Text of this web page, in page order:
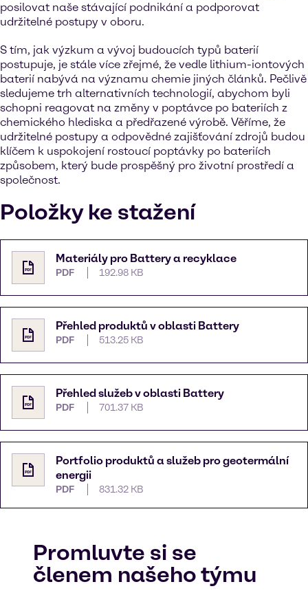
posilovat naše stávající podnikání a podporovat
udržitelné postupy v oboru.
S tím, jak výzkum a vývoj budoucích typů baterií
postupuje, je stále více zřejmé, že vedle lithium-iontových
baterií nabývá na významu chemie jiných článků. Pečlivě
sledujeme trh alternativních technologií, abychom byli
schopni reagovat na změny v poptávce po bateriích z
chemického hlediska a předřazené výrobě. Věříme, že
udržitelné postupy a odpovědné zajišťování zdrojů budou
klíčem k uspokojení rostoucí poptávky po bateriích
způsobem, který bude prospěšný pro životní prostředí a
společnost.
Položky ke stažení
Materiály pro Battery a recyklace
PDF 192.98 KB
Přehled produktů v oblasti Battery
PDF 513.25 KB
Přehled služeb v oblasti Battery
PDF 701.37 KB
Portfolio produktů a služeb pro geotermální
energii
PDF 831.32 KB
Promluvte si se
členem našeho týmu